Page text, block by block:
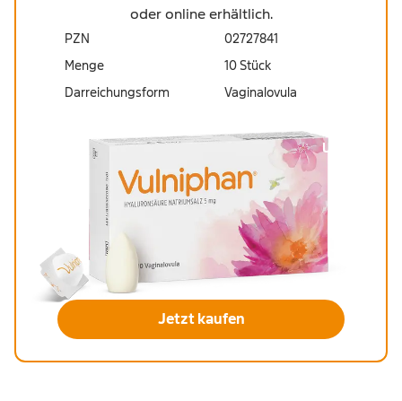
oder online erhältlich.
PZN 02727841
Menge 10 Stück
Darreichungsform Vaginalovula
19,95 €
UVP
Jetzt kaufen